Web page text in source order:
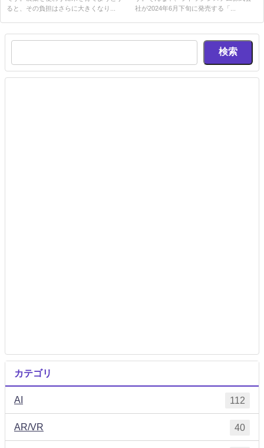
ると、その負担はさらに大きくなり...
社が2024年6月下旬に発売する「...
検索
カテゴリ
AI 112
AR/VR 40